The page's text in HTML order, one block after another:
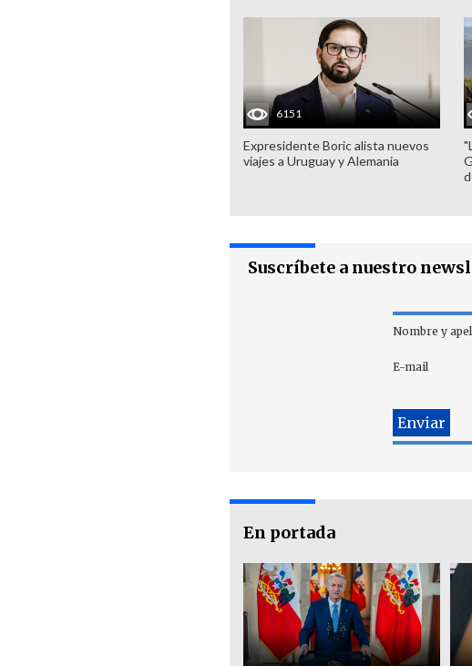
6151
Expresidente Boric alista nuevos
viajes a Uruguay y Alemania
Suscríbete a nuestro
Nombre y
E-mail
En portada